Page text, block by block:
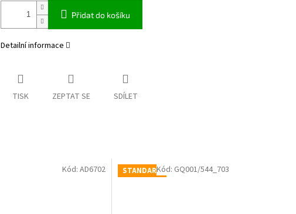
Přidat do košíku
Detailní informace
TISK ZEPTAT SE SDÍLET
Kód:AD6702 STANDARDKód: GQ001/544_703